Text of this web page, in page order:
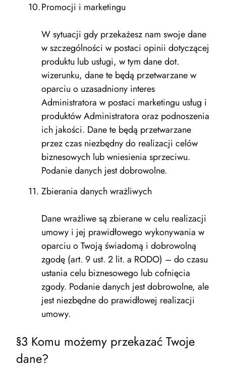
Promocji i marketingu
W sytuacji gdy przekażesz nam swoje dane
w szczególności w postaci opinii dotyczącej
produktu lub usługi, w tym dane dot.
wizerunku, dane te będą przetwarzane w
oparciu o uzasadniony interes
Administratora w postaci marketingu usług i
produktów Administratora oraz podnoszenia
ich jakości. Dane te będą przetwarzane
przez czas niezbędny do realizacji celów
biznesowych lub wniesienia sprzeciwu.
Podanie danych jest dobrowolne.
Zbierania danych wrażliwych
Dane wrażliwe są zbierane w celu realizacji
umowy i jej prawidłowego wykonywania w
oparciu o Twoją świadomą i dobrowolną
zgodę (art. 9 ust. 2 lit. a RODO) – do czasu
ustania celu biznesowego lub cofnięcia
zgody. Podanie danych jest dobrowolne, ale
jest niezbędne do prawidłowej realizacji
umowy.
§3 Komu możemy przekazać Twoje
dane?